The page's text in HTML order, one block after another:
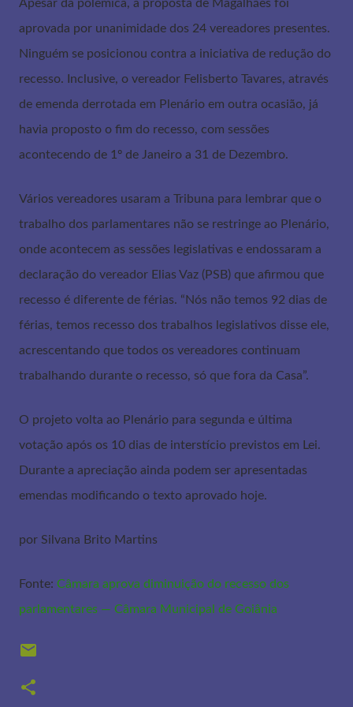
Apesar da polêmica, a proposta de Magalhães foi
aprovada por unanimidade dos 24 vereadores presentes.
Ninguém se posicionou contra a iniciativa de redução do
recesso. Inclusive, o vereador Felisberto Tavares, através
de emenda derrotada em Plenário em outra ocasião, já
havia proposto o fim do recesso, com sessões
acontecendo de 1º de Janeiro a 31 de Dezembro.
Vários vereadores usaram a Tribuna para lembrar que o
trabalho dos parlamentares não se restringe ao Plenário,
onde acontecem as sessões legislativas e endossaram a
declaração do vereador Elias Vaz (PSB) que afirmou que
recesso é diferente de férias. “Nós não temos 92 dias de
férias, temos recesso dos trabalhos legislativos disse ele,
acrescentando que todos os vereadores continuam
trabalhando durante o recesso, só que fora da Casa”.
O projeto volta ao Plenário para segunda e última
votação após os 10 dias de interstício previstos em Lei.
Durante a apreciação ainda podem ser apresentadas
emendas modificando o texto aprovado hoje.
por Silvana Brito Martins
Fonte: Câmara aprova diminuição do recesso dos
parlamentares — Câmara Municipal de Goiânia